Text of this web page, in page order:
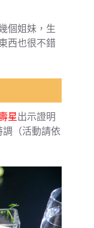
個姐妹，生
西也很不錯
星出示證明
（活動請依